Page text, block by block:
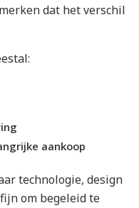
dat het verschil
aankoop
technologie, design
om begeleid te